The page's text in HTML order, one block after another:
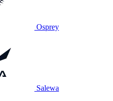
Osprey
Salewa